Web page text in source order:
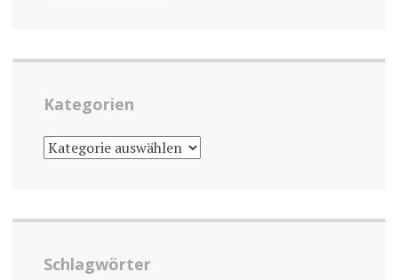
Kategorien
KATEGORIEN
Schlagwörter